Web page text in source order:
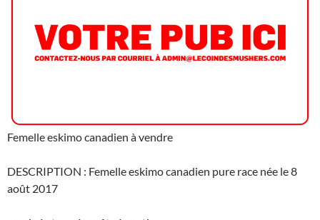
Femelle eskimo canadien à vendre
DESCRIPTION : Femelle eskimo canadien pure race née le 8
août 2017